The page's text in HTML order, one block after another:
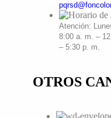
Atención:
8:00 a. m. –
– 5:30 p. m.
OTROS